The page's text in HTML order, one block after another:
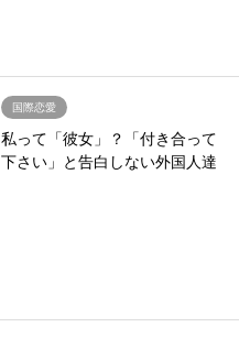
国際恋愛
私って「彼女」？「付き合って
下さい」と告白しない外国人達